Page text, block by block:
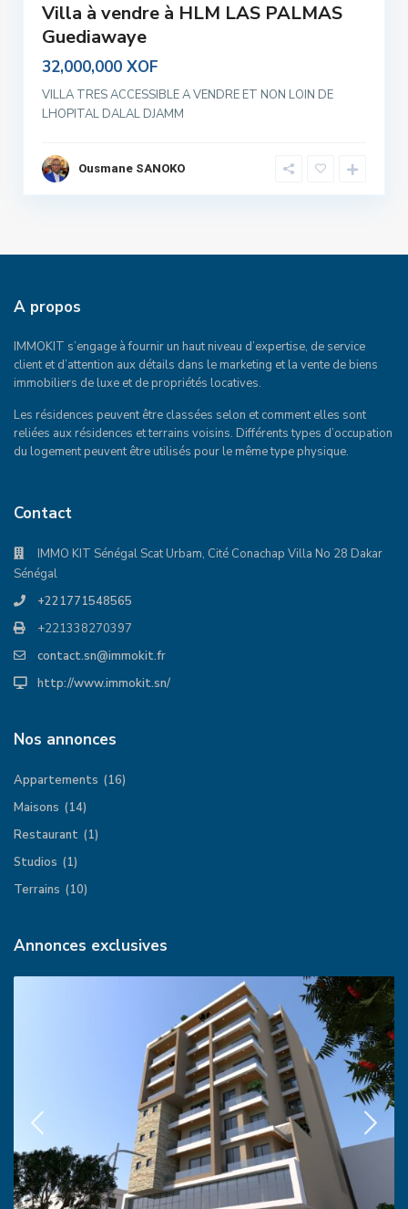
Villa à vendre à HLM LAS PALMAS
Guediawaye
32,000,000 XOF
VILLA TRES ACCESSIBLE A VENDRE ET NON LOIN DE
LHOPITAL DALAL DJAMM
Ousmane SANOKO
A propos
IMMOKIT s’engage à fournir un haut niveau d’expertise, de service
client et d’attention aux détails dans le marketing et la vente de biens
immobiliers de luxe et de propriétés locatives.
Les résidences peuvent être classées selon et comment elles sont
reliées aux résidences et terrains voisins. Différents types d’occupation
du logement peuvent être utilisés pour le même type physique.
Contact
IMMO KIT Sénégal Scat Urbam, Cité Conachap Villa No 28 Dakar
Sénégal
+221771548565
+221338270397
contact.sn@immokit.fr
http://www.immokit.sn/
Nos annonces
Appartements (16)
Maisons (14)
Restaurant (1)
Studios (1)
Terrains (10)
Annonces exclusives